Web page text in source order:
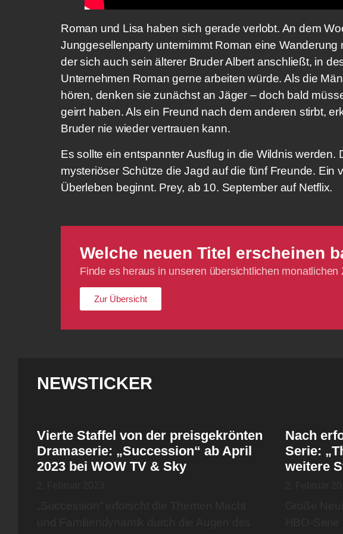
Roman und Lisa haben sich gerade verlobt. An dem
Junggesellenparty unternimmt Roman eine Wanderung
der sich auch sein älterer Bruder Albert anschließt, in
Unternehmen Roman gerne arbeiten würde. Als die
hören, denken sie zunächst an Jäger – doch bald
geirrt haben. Als ein Freund nach dem anderen stirbt,
Bruder nie wieder vertrauen kann.
Es sollte ein entspannter Ausflug in die Wildnis werden.
mysteriöser Schütze die Jagd auf die fünf Freunde. Ein
Überleben beginnt. Prey, ab 10. September auf Netflix.
Welche neuen Titel erscheinen
Finde es heraus in unseren übersichtlichen
Zur Übersicht
NEWSTICKER
Vierte Staffel von der preisgekrönten
Dramaserie: „Succession“ ab April
2023 bei WOW TV & Sky
Nach
Serie:
weitere